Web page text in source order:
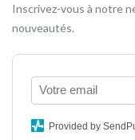
Inscrivez-vous à notre
nouveautés.
Provided by